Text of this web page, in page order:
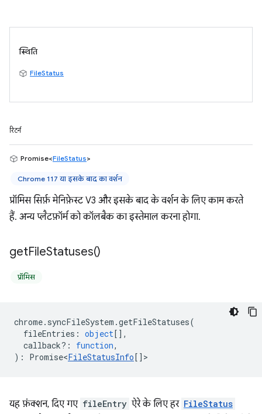
स्थिति
FileStatus
रिटर्न
Promise<FileStatus>
Chrome 117 या इसके बाद का वर्शन
प्रॉमिस सिर्फ़ मेनिफ़ेस्ट V3 और इसके बाद के वर्शन के लिए काम करते
हैं. अन्य प्लैटफ़ॉर्म को कॉलबैक का इस्तेमाल करना होगा.
getFileStatuses()
प्रॉमिस
chrome. syncFileSystem .getFileStatuses(
fileEntries : object[],
callback? : function,
) : Promise<FileStatusInfo[] >
यह फ़ंक्शन, दिए गए fileEntry ऐरे के लिए हर FileStatus